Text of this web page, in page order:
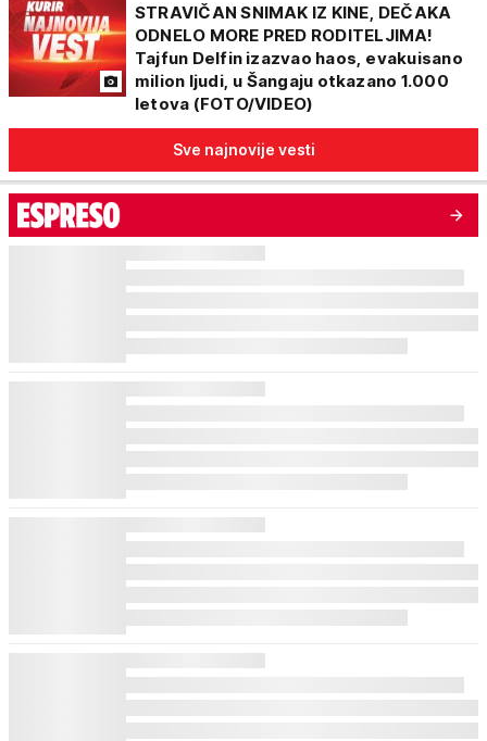
STRAVIČAN SNIMAK IZ KINE, DEČAKA
ODNELO MORE PRED RODITELJIMA!
Tajfun Delfin izazvao haos, evakuisano
milion ljudi, u Šangaju otkazano 1.000
letova (FOTO/VIDEO)
Sve najnovije vesti